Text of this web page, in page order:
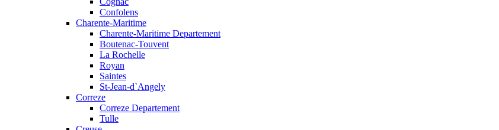
Confolens
Charente-Maritime
Charente-Maritime Departement
Boutenac-Touvent
La Rochelle
Royan
Saintes
St-Jean-d`Angely
Correze
Correze Departement
Tulle